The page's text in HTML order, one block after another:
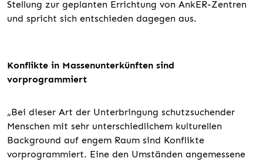
Stellung zur geplanten Errichtung von AnkER-Zentren
und spricht sich entschieden dagegen aus.
Konflikte in Massenunterkünften sind
vorprogrammiert
„Bei dieser Art der Unterbringung schutzsuchender
Menschen mit sehr unterschiedlichem kulturellen
Background auf engem Raum sind Konflikte
vorprogrammiert. Eine den Umständen angemessene